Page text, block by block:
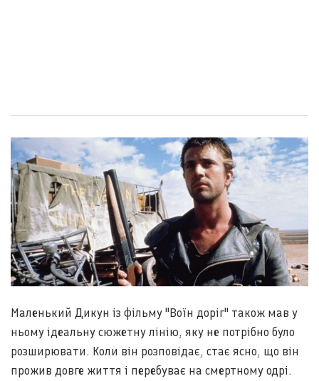
Маленький Дикун із фільму "Воїн доріг" також мав у
ньому ідеальну сюжетну лінію, яку не потрібно було
розширювати. Коли він розповідає, стає ясно, що він
прожив довге життя і перебуває на смертному одрі.